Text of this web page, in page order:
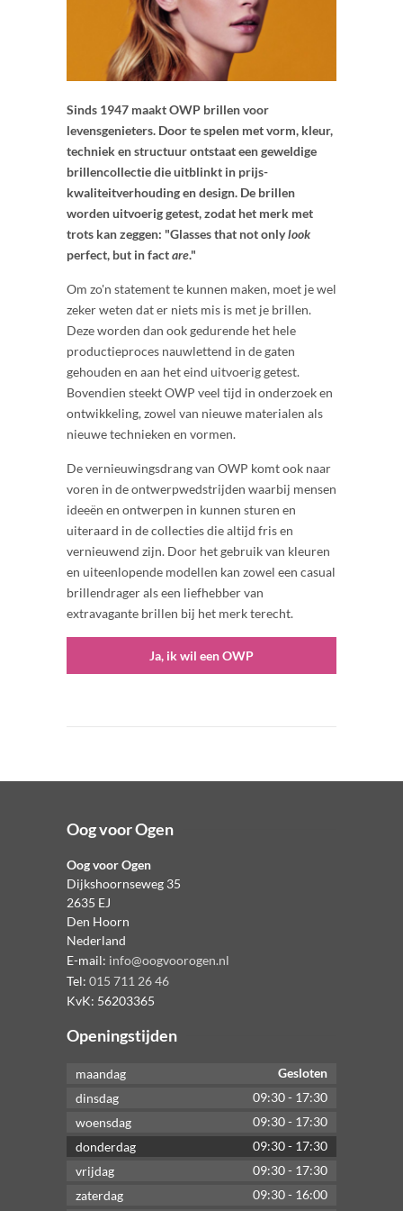
Sinds 1947 maakt OWP brillen voor
levensgenieters. Door te spelen met vorm, kleur,
techniek en structuur ontstaat een geweldige
brillencollectie die uitblinkt in prijs-
kwaliteitverhouding en design. De brillen
worden uitvoerig getest, zodat het merk met
trots kan zeggen: "Glasses that not onlylook
perfect, but in factare."
Om zo'n statement te kunnen maken, moet je wel
zeker weten dat er niets mis is met je brillen.
Deze worden dan ook gedurende het hele
productieproces nauwlettend in de gaten
gehouden en aan het eind uitvoerig getest.
Bovendien steekt OWP veel tijd in onderzoek en
ontwikkeling, zowel van nieuwe materialen als
nieuwe technieken en vormen.
De vernieuwingsdrang van OWP komt ook naar
voren in de ontwerpwedstrijden waarbij mensen
ideeën en ontwerpen in kunnen sturen en
uiteraard in de collecties die altijd fris en
vernieuwend zijn. Door het gebruik van kleuren
en uiteenlopende modellen kan zowel een casual
brillendrager als een liefhebber van
extravagante brillen bij het merk terecht.
Ja, ik wil een OWP
Oog voor Ogen
Oog voor Ogen
Dijkshoornseweg 35
2635 EJ
Den Hoorn
Nederland
E-mail: info@oogvoorogen.nl
Tel: 015 711 26 46
KvK: 56203365
Openingstijden
maandag
Gesloten
dinsdag
09:30- 17:30
woensdag
09:30- 17:30
donderdag
09:30- 17:30
vrijdag
09:30- 17:30
zaterdag
09:30- 16:00